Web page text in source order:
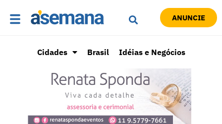
ANUNCIE
Cidades Brasil Idéias e Negócios